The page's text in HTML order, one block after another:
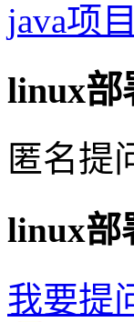
java项
linux部
匿名提
linux部
我要提